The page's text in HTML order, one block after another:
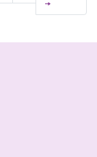
→